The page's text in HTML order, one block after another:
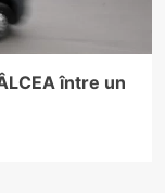
între un